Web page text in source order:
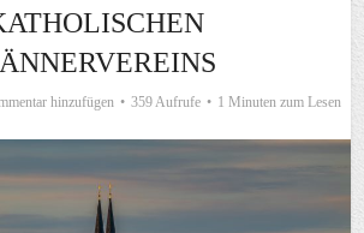
hinzufügen 359 Aufrufe 1 Minuten zum Lesen